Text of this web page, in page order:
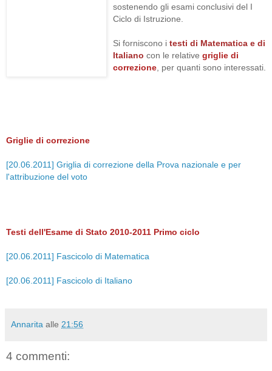
sostenendo gli esami conclusivi del I
Ciclo di Istruzione.
Si forniscono i testi di Matematica e di
Italiano con le relative griglie di
correzione , per quanti sono interessati.
Griglie di correzione
[20.06.2011] Griglia di correzione della Prova nazionale e per
l'attribuzione del voto
Testi dell'Esame di Stato 2010-2011 Primo ciclo
[20.06.2011] Fascicolo di Matematica
[20.06.2011] Fascicolo di Italiano
Annarita alle 21:56
4 commenti: